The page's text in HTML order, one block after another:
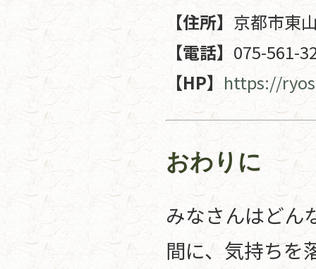
【住所】 京都市東
【電話】 075-561-
【HP】 https://
おわりに
みなさんはど
間に、気持ちを